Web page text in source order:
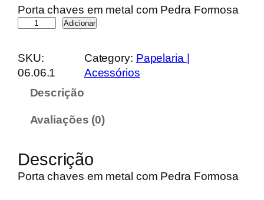
Porta chaves em metal com Pedra Formosa
a
n
e
d
Adicionar
SKU:
06.06.1
Category: Papelaria |
Acessórios
Descrição
Avaliações (0)
Descrição
Porta chaves em metal com Pedra Formosa